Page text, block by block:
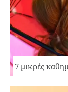
7 μικρές